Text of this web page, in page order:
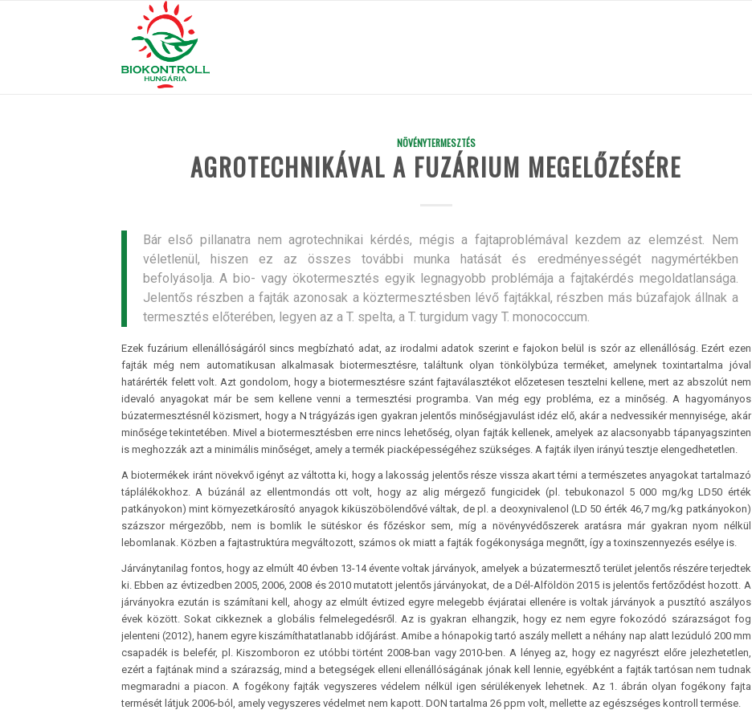
NÖVÉNYTERMESZTÉS
AGROTECHNIKÁVAL A FUZÁRIUM MEGELŐZÉSÉRE
Bár első pillanatra nem agrotechnikai kérdés, mégis a fajtaproblémával kezdem az elemzést. Nem
véletlenül, hiszen ez az összes további munka hatását és eredményességét nagymértékben
befolyásolja.A bio- vagy ökotermesztés egyik legnagyobb problémája a fajtakérdés megoldatlansága.
Jelentős részben a fajták azonosak a köztermesztésben lévő fajtákkal, részben más búzafajok állnak a
termesztés előterében, legyen az a T. spelta, a T. turgidum vagy T. monococcum.
Ezek fuzárium ellenállóságáról sincs megbízható adat, az irodalmi adatok szerint e fajokon belül is szór az ellenállóság. Ezért ezen
fajták még nem automatikusan alkalmasak biotermesztésre, találtunk olyan tönkölybúza terméket, amelynek toxintartalma jóval
határérték felett volt. Azt gondolom, hogy a biotermesztésre szánt fajtaválasztékot előzetesen tesztelni kellene, mert az abszolút nem
idevaló anyagokat már be sem kellene venni a termesztési programba. Van még egy probléma, ez a minőség. A hagyományos
búzatermesztésnél közismert, hogy a N trágyázás igen gyakran jelentős minőségjavulást idéz elő, akár a nedvessikér mennyisége, akár
minősége tekintetében. Mivel a biotermesztésben erre nincs lehetőség, olyan fajták kellenek, amelyek az alacsonyabb tápanyagszinten
is meghozzák azt a minimális minőséget, amely a termék piacképességéhez szükséges. A fajták ilyen irányú tesztje elengedhetetlen.
A biotermékek iránt növekvő igényt az váltotta ki, hogy a lakosság jelentős része vissza akart térni a természetes anyagokat tartalmazó
táplálékokhoz. A búzánál az ellentmondás ott volt, hogy az alig mérgező fungicidek (pl. tebukonazol 5 000 mg/kg LD50 érték
patkányokon) mint környezetkárosító anyagok kiküszöbölendővé váltak, de pl. a deoxynivalenol (LD 50 érték 46,7 mg/kg patkányokon)
százszor mérgezőbb, nem is bomlik le sütéskor és főzéskor sem, míg a növényvédőszerek aratásra már gyakran nyom nélkül
lebomlanak. Közben a fajtastruktúra megváltozott, számos ok miatt a fajták fogékonysága megnőtt, így a toxinszennyezés esélye is.
Járványtanilag fontos, hogy az elmúlt 40 évben 13-14 évente voltak járványok, amelyek a búzatermesztő terület jelentős részére terjedtek
ki. Ebben az évtizedben 2005, 2006, 2008 és 2010 mutatott jelentős járványokat, de a Dél-Alföldön 2015 is jelentős fertőződést hozott. A
járványokra ezután is számítani kell, ahogy az elmúlt évtized egyre melegebb évjáratai ellenére is voltak járványok a pusztító aszályos
évek között. Sokat cikkeznek a globális felmelegedésről. Az is gyakran elhangzik, hogy ez nem egyre fokozódó szárazságot fog
jelenteni (2012), hanem egyre kiszámíthatatlanabb időjárást. Amibe a hónapokig tartó aszály mellett a néhány nap alatt lezúduló 200 mm
csapadék is belefér, pl. Kiszomboron ez utóbbi történt 2008-ban vagy 2010-ben. A lényeg az, hogy ez nagyrészt előre jelezhetetlen,
ezért a fajtának mind a szárazság, mind a betegségek elleni ellenállóságának jónak kell lennie, egyébként a fajták tartósan nem tudnak
megmaradni a piacon. A fogékony fajták vegyszeres védelem nélkül igen sérülékenyek lehetnek. Az 1. ábrán olyan fogékony fajta
termését látjuk 2006-ból, amely vegyszeres védelmet nem kapott. DON tartalma 26 ppm volt, mellette az egészséges kontroll termése.